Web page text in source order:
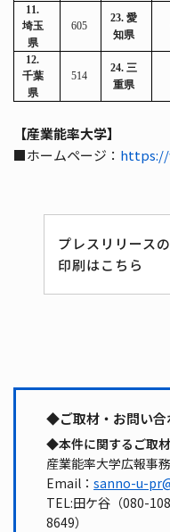
11.
埼玉
県
605
23.愛
知県
12.
千葉
県
514
24.三
重県
【産業能率大学】
■ホームページ： https://
プレスリリースの
印刷はこちら
◆ご取材・お問い
◆本件に関するご取
産業能率大学広報事
Email：sanno-u-
TEL:田ケ谷（080-
8649）